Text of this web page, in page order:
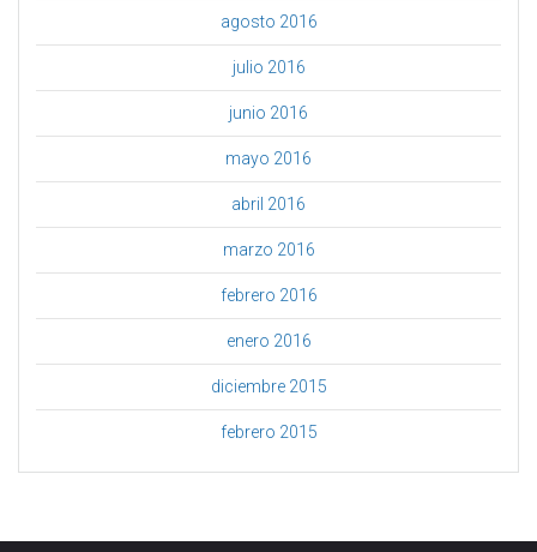
agosto 2016
julio 2016
junio 2016
mayo 2016
abril 2016
marzo 2016
febrero 2016
enero 2016
diciembre 2015
febrero 2015